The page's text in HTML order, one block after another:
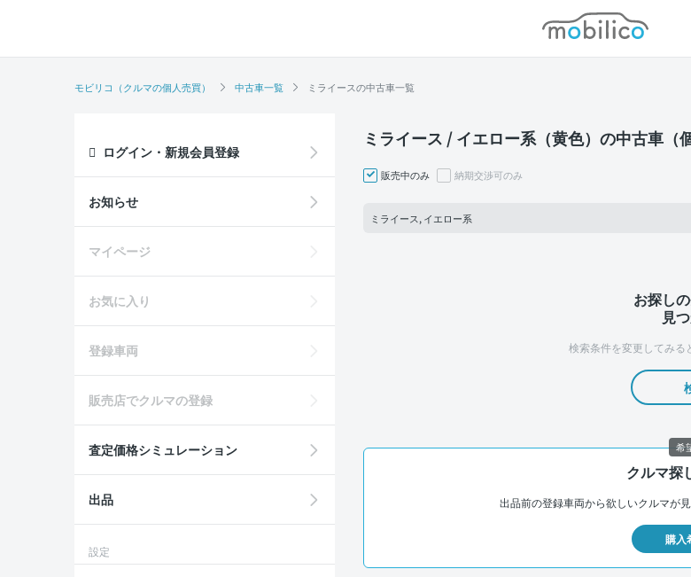
モビリコ
モビリコ（クルマの個人売買） 中古車一覧 ミライースの中古車一覧
ミライース / イエロー系（黄色）の中古車（
販売中のみ 納期交渉可のみ
ミライース, イエロー系
お探し
見
検索条件を変更してみる
クルマ探
出品前の登録車両から欲しいクルマが
購入
ログイン・新規会員登録
お知らせ
マイページ
お気に入り
登録車両
販売店でクルマの登録
査定価格シミュレーション
出品
設定
希